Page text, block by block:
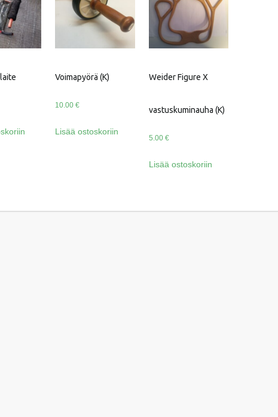
Voimapyörä (K)
10.00€
Lisää ostoskoriin
Weider Figure X
vastuskuminauha (K)
5.00 €
Lisää ostoskoriin